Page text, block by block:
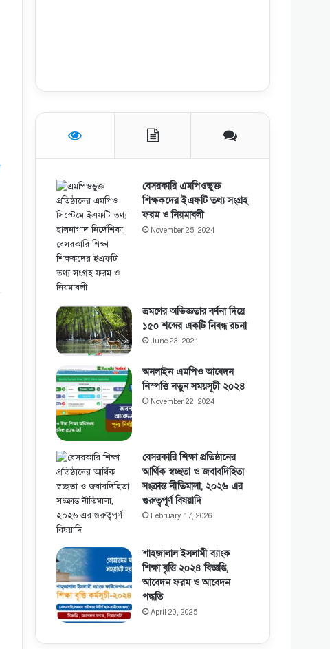
বেসরকারি এমপিওভুক্ত
শিক্ষকদের ইএফটি তথ্য সংগ্রহ
ফরম ও নিয়মাবলী
November 25, 2024
ভ্রমণের অভিজ্ঞতার বর্ণনা দিয়ে
১৫০ শব্দের একটি নিবন্ধ রচনা
June 23, 2021
অনলাইন এমপিও আবেদন
নিস্পত্তি নতুন সময়সূচী ২০২৪
November 22, 2024
বেসরকারি শিক্ষা প্রতিষ্ঠানের
আর্থিক স্বচ্ছতা ও জবাবদিহিতা
সংক্রান্ত নীতিমালা, ২০২৬ এর
গুরুত্বপূর্ণ বিষয়াদি
February 17, 2026
শাহজালাল ইসলামী ব্যাংক
শিক্ষা বৃত্তি ২০২৪ বিজ্ঞপ্তি,
আবেদন ফরম ও আবেদন
পদ্ধতি
April 20, 2025